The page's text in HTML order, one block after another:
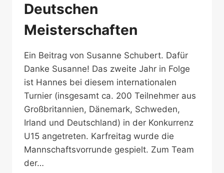
Deutschen
Meisterschaften
Ein Beitrag von Susanne Schubert. Dafür
Danke Susanne! Das zweite Jahr in Folge
ist Hannes bei diesem internationalen
Turnier (insgesamt ca. 200 Teilnehmer aus
Großbritannien, Dänemark, Schweden,
Irland und Deutschland) in der Konkurrenz
U15 angetreten. Karfreitag wurde die
Mannschaftsvorrunde gespielt. Zum Team
der…